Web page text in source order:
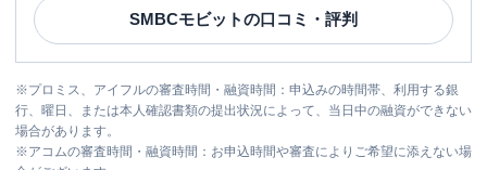
土曜：
7：00～24：00
日祝 ： 7：00～24：00
駐車場 〇
住所 東京都板橋区小豆沢２－１８－７
SMBCモビットの口コミ・評判
※プロミス、アイフルの審査時間・融資時間：申込みの時間帯、利用する銀
行、曜日、または本人確認書類の提出状況によって、当日中の融資ができない
場合があります。
※アコムの審査時間・融資時間：お申込時間や審査によりご希望に添えない場